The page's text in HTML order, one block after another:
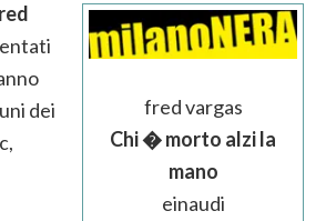
fred vargas
Chi � morto alzi la
mano
einaudi
dei